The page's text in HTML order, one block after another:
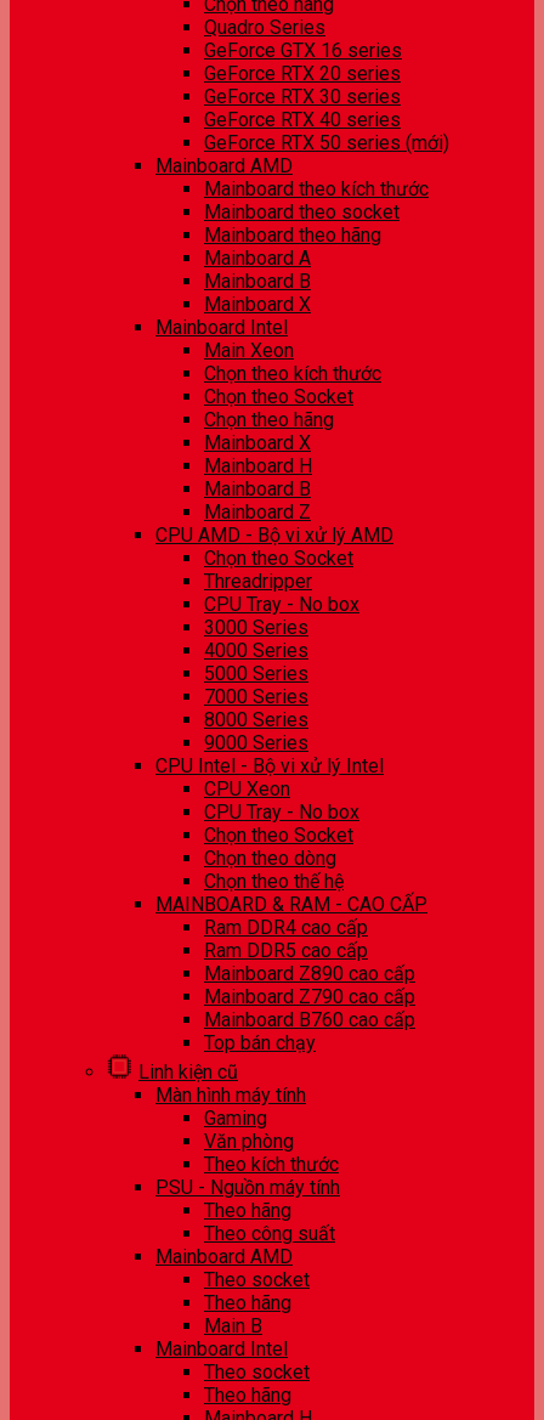
Quadro Series
GeForce GTX 16 series
GeForce RTX 20 series
GeForce RTX 30 series
GeForce RTX 40 series
GeForce RTX 50 series (mới)
Mainboard AMD
Mainboard theo kích thước
Mainboard theo socket
Mainboard theo hãng
Mainboard A
Mainboard B
Mainboard X
Mainboard Intel
Main Xeon
Chọn theo kích thước
Chọn theo Socket
Chọn theo hãng
Mainboard X
Mainboard H
Mainboard B
Mainboard Z
CPU AMD - Bộ vi xử lý AMD
Chọn theo Socket
Threadripper
CPU Tray - No box
3000 Series
4000 Series
5000 Series
7000 Series
8000 Series
9000 Series
CPU Intel - Bộ vi xử lý Intel
CPU Xeon
CPU Tray - No box
Chọn theo Socket
Chọn theo dòng
Chọn theo thế hệ
MAINBOARD & RAM - CAO CẤP
Ram DDR4 cao cấp
Ram DDR5 cao cấp
Mainboard Z890 cao cấp
Mainboard Z790 cao cấp
Mainboard B760 cao cấp
Top bán chạy
Linh kiện cũ
Màn hình máy tính
Gaming
Văn phòng
Theo kích thước
PSU - Nguồn máy tính
Theo hãng
Theo công suất
Mainboard AMD
Theo socket
Theo hãng
Main B
Mainboard Intel
Theo socket
Theo hãng